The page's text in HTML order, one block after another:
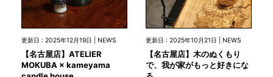
更新日 : 2025年12月19日 | NEWS
【名古屋店】ATELIER
MOKUBA × kameyama
更新日 : 2025年10月21日 | NEWS
【名古屋店】木のぬくもり
で、我が家がもっと好きにな